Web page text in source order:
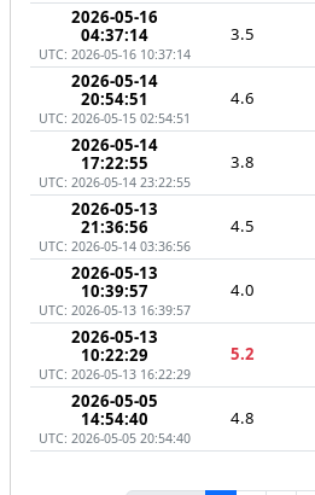
2026-05-16
04:37:14
UTC: 2026-05-16 10:37:14
3.5
2026-05-14
20:54:51
UTC: 2026-05-15 02:54:51
4.6
2026-05-14
17:22:55
UTC: 2026-05-14 23:22:55
3.8
2026-05-13
21:36:56
UTC: 2026-05-14 03:36:56
4.5
2026-05-13
10:39:57
UTC: 2026-05-13 16:39:57
4.0
2026-05-13
10:22:29
UTC: 2026-05-13 16:22:29
5.2
2026-05-05
14:54:40
UTC: 2026-05-05 20:54:40
4.8